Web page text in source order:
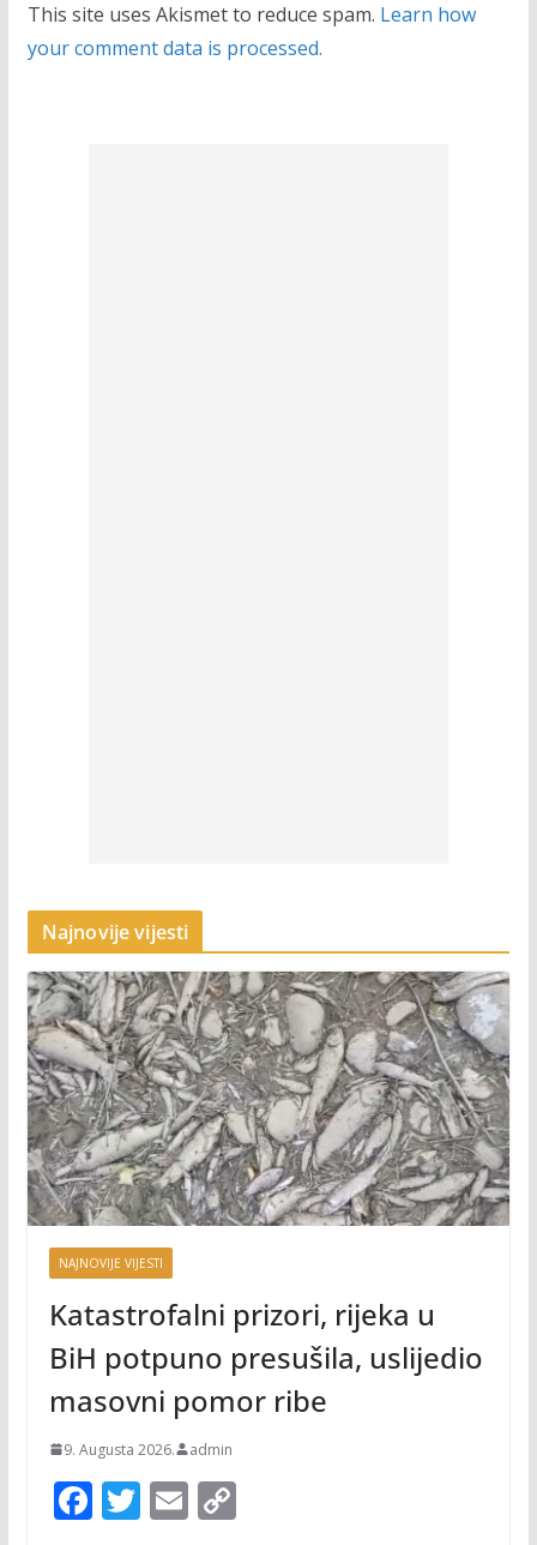
This site uses Akismet to reduce spam. Learn how
your comment data is processed.
Najnovije vijesti
NAJNOVIJE VIJESTI
Katastrofalni prizori, rijeka u
BiH potpuno presušila, uslijedio
masovni pomor ribe
9. Augusta 2026. admin
F T E C